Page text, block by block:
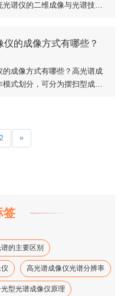
光谱仪的二维成像与光谱技术
仪的成像方式有哪些？
的成像方式有哪些？高光谱成
模式划分，可分为摆扫型成像
2 »
签
的主要区别
高光谱成像仪光谱分辨率
型光谱成像仪原理